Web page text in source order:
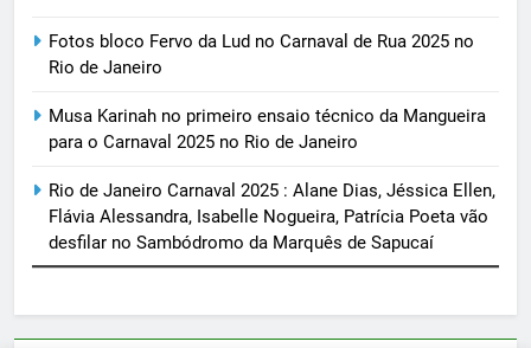
Fotos bloco Fervo da Lud no Carnaval de Rua 2025 no
Rio de Janeiro
Musa Karinah no primeiro ensaio técnico da Mangueira
para o Carnaval 2025 no Rio de Janeiro
Rio de Janeiro Carnaval 2025 : Alane Dias, Jéssica Ellen,
Flávia Alessandra, Isabelle Nogueira, Patrícia Poeta vão
desfilar no Sambódromo da Marquês de Sapucaí